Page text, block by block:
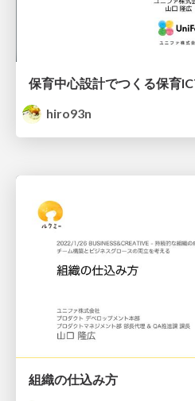
保育中心設計でつくる保育
hiro93n
組織の仕込み方